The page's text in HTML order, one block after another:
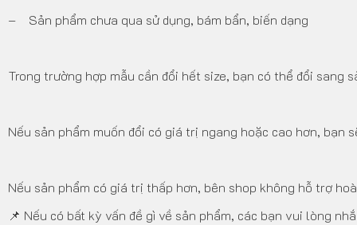
– Sản phẩm chưa qua sử dụng, bám bẩn, biến dạng
Trong trường hợp mẫu cần đổi hết size, bạn có thể đổi sang
Nếu sản phẩm muốn đổi có giá trị ngang hoặc cao hơn, bạn
Nếu sản phẩm có giá trị thấp hơn, bên shop không hỗ trợ
📌 Nếu có bất kỳ vấn đề gì về sản phẩm, các bạn vui lòng